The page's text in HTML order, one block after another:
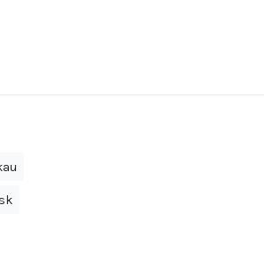
GLOCKENKONZERT AM 10. JUNI 2007 IN